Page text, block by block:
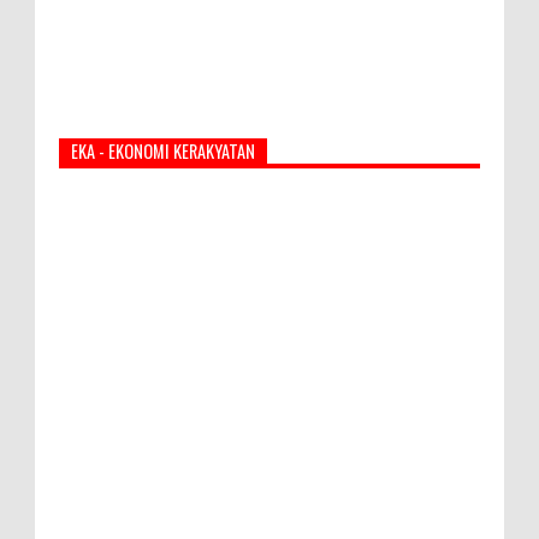
EKA - EKONOMI KERAKYATAN